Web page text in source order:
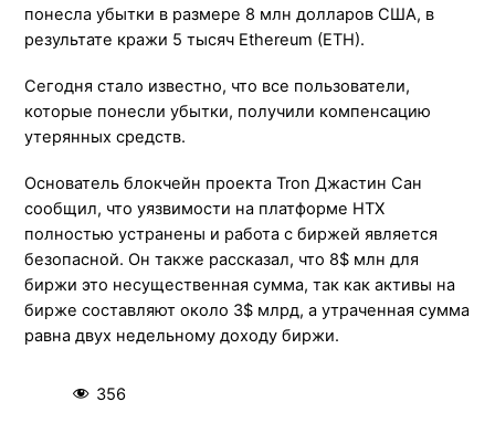
понесла убытки в размере 8 млн долларов США, в
результате кражи 5 тысяч Ethereum (ETH).
Сегодня стало известно, что все пользователи,
которые понесли убытки, получили компенсацию
утерянных средств.
Основатель блокчейн проекта Tron Джастин Сан
сообщил, что уязвимости на платформе HTX
полностью устранены и работа с биржей является
безопасной. Он также рассказал, что 8$ млн для
биржи это несущественная сумма, так как активы на
бирже составляют около 3$ млрд, а утраченная сумма
равна двух недельному доходу биржи.
356